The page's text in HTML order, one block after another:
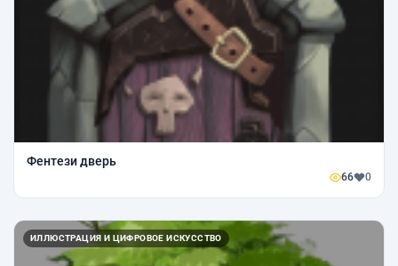
Фентези дверь
66 0
ИЛЛЮСТРАЦИЯ И ЦИФРОВОЕ ИСКУССТВО